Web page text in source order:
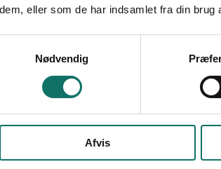
dem, eller som de har indsamlet fra din brug
Nødvendig
Afvis
gulvrack
varer